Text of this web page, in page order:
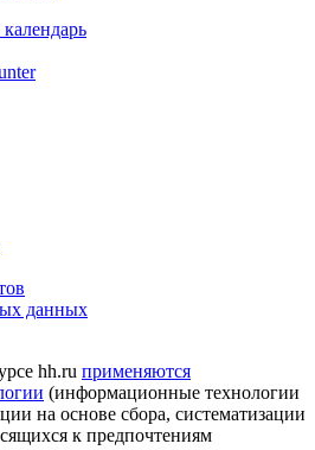
данных
hh.ru применяются
(информационные технологии
на основе сбора, систематизации
к предпочтениям